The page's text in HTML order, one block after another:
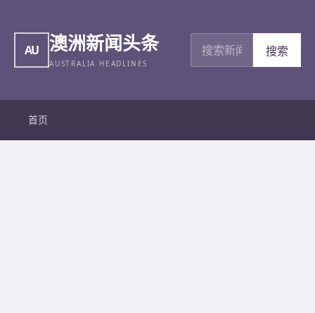
AU 澳洲新闻头条
AUSTRALIA HEADLINES
搜索新闻
搜索
首页